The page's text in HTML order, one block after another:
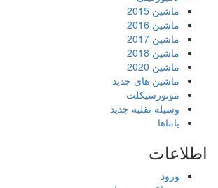
ماشین 2015
ماشین 2016
ماشین 2017
ماشین 2018
ماشین 2020
ماشین های جدید
موتورسیکلت
وسیله نقلیه جدید
یاماها
اطلاعات
ورود